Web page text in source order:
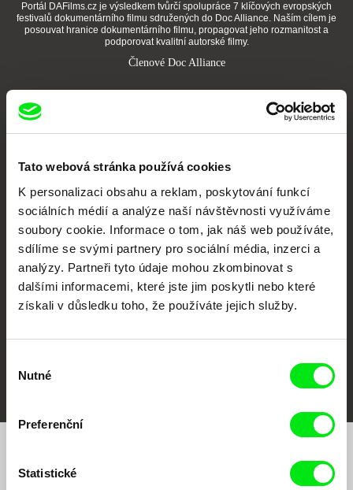
Tato webová stránka používá cookies
K personalizaci obsahu a reklam, poskytování funkcí
sociálních médií a analýze naší návštěvnosti využíváme
soubory cookie. Informace o tom, jak náš web používáte,
sdílíme se svými partnery pro sociální média, inzerci a
analýzy. Partneři tyto údaje mohou zkombinovat s
dalšími informacemi, které jste jim poskytli nebo které
získali v důsledku toho, že používáte jejich služby.
souhlasu
Nutné
Preferenční
Statistické
Portál DAFilms.cz je výsledkem tvůrčí spolupráce 7 klíčových evropských
festivalů dokumentárního filmu sdružených do Doc Alliance. Naším cílem je
posouvat hranice dokumentárního filmu, propagovat jeho rozmanitost a
podporovat kvalitní autorské filmy.
Členové Doc Alliance
CPH:DOX Doclisboa
Millennium Docs
Against Gravity
DOK Leipzig
Chcete být pravidelně informováni o našem